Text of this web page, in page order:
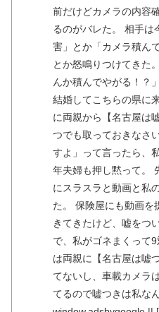
前だけどカメラの内容
るのがバレた。 相手は
害」とか「カメラ積ん
とか怒鳴りつけてきた
んか積んでやがる！？
結婚してこちらの県に
に両親から【名古屋は
つでも取っておきなさ
すよ」って言ったら、
年夫婦も押し黙って。
にスラスラと動画と私
た。 保険屋にも動画を
きてきたけど、嘘をつ
で、私がゴネまくって
は両親に【名古屋は嘘
てないし、車載カメラ
てるので嘘つきは私な